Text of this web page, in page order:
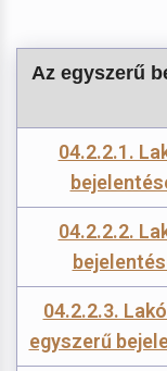
Az egyszerű
04.2.2.1.
04.2.2.2.
04.2.2.3.
egyszerű